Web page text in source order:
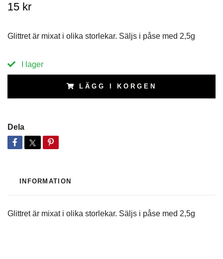
15 kr
Glittret är mixat i olika storlekar. Säljs i påse med 2,5g
I lager
LÄGG I KORGEN
Dela
INFORMATION
Glittret är mixat i olika storlekar. Säljs i påse med 2,5g